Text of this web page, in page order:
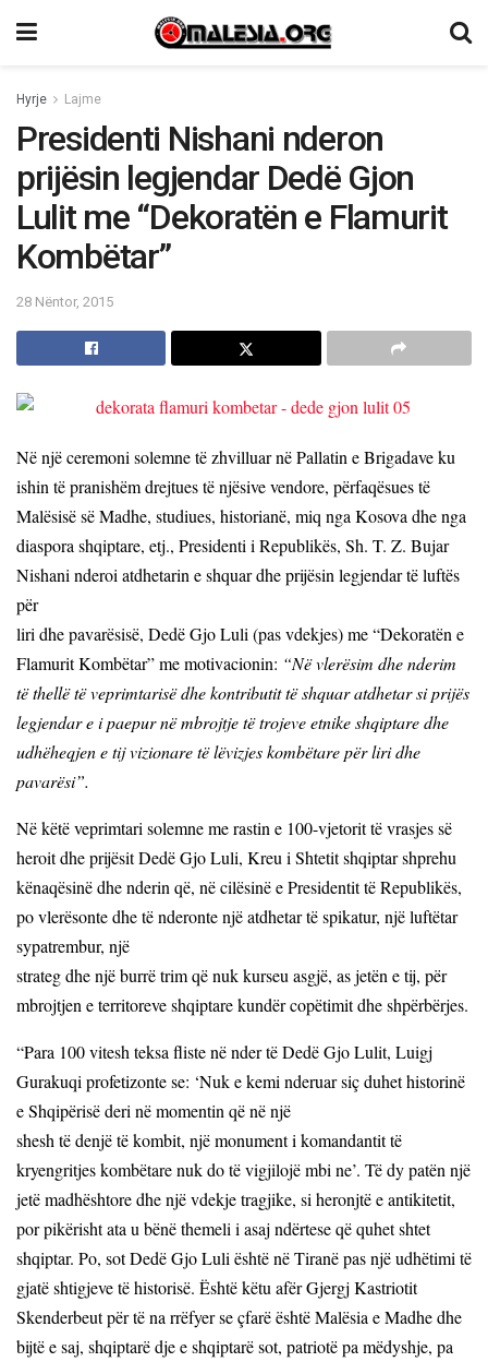
Hyrje Lajme
Presidenti Nishani nderon
prijësin legjendar Dedë Gjon
Lulit me “Dekoratën e Flamurit
Kombëtar”
28 Nëntor, 2015
Në një ceremoni solemne të zhvilluar në Pallatin e Brigadave ku
ishin të pranishëm drejtues të njësive vendore, përfaqësues të
Malësisë së Madhe, studiues, historianë, miq nga Kosova dhe nga
diaspora shqiptare, etj., Presidenti i Republikës, Sh. T. Z. Bujar
Nishani nderoi atdhetarin e shquar dhe prijësin legjendar të luftës
për
liri dhe pavarësisë, Dedë Gjo Luli (pas vdekjes) me “Dekoratën e
Flamurit Kombëtar” me motivacionin: “Në vlerësim dhe nderim
të thellë të veprimtarisë dhe kontributit të shquar atdhetar si prijës
legjendar e i paepur në mbrojtje të trojeve etnike shqiptare dhe
udhëheqjen e tij vizionare të lëvizjes kombëtare për liri dhe
pavarësi”.
Në këtë veprimtari solemne me rastin e 100-vjetorit të vrasjes së
heroit dhe prijësit Dedë Gjo Luli, Kreu i Shtetit shqiptar shprehu
kënaqësinë dhe nderin që, në cilësinë e Presidentit të Republikës,
po vlerësonte dhe të nderonte një atdhetar të spikatur, një luftëtar
sypatrembur, një
strateg dhe një burrë trim që nuk kurseu asgjë, as jetën e tij, për
mbrojtjen e territoreve shqiptare kundër copëtimit dhe shpërbërjes.
“Para 100 vitesh teksa fliste në nder të Dedë Gjo Lulit, Luigj
Gurakuqi profetizonte se: ‘Nuk e kemi nderuar siç duhet historinë
e Shqipërisë deri në momentin që në një
shesh të denjë të kombit, një monument i komandantit të
kryengritjes kombëtare nuk do të vigjilojë mbi ne’. Të dy patën një
jetë madhështore dhe një vdekje tragjike, si heronjtë e antikitetit,
por pikërisht ata u bënë themeli i asaj ndërtese që quhet shtet
shqiptar. Po, sot Dedë Gjo Luli është në Tiranë pas një udhëtimi të
gjatë shtigjeve të historisë. Është këtu afër Gjergj Kastriotit
Skenderbeut për të na rrëfyer se çfarë është Malësia e Madhe dhe
bijtë e saj, shqiptarë dje e shqiptarë sot, patriotë pa mëdyshje, pa